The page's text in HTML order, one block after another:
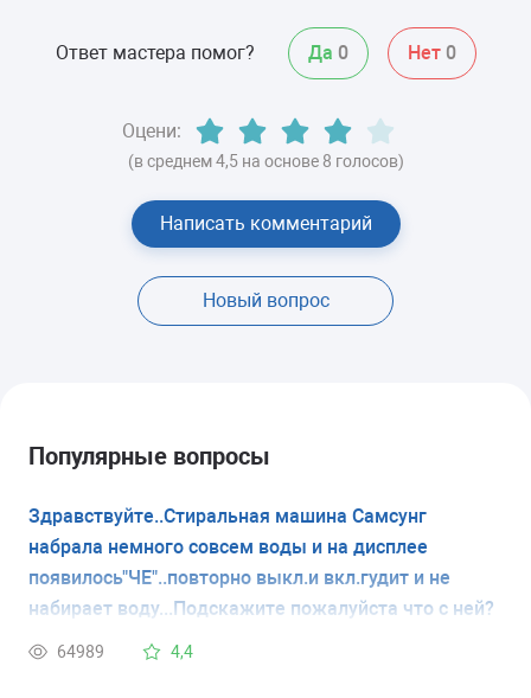
Ответ мастера помог? Да 0 Нет 0
Оцени:
(в среднем 4,5 на основе 8 голосов)
Написать комментарий
Новый вопрос
Популярные вопросы
Здравствуйте..Стиральная машина Самсунг
набрала немного совсем воды и на дисплее
появилось"ЧЕ"..повторно выкл.и вкл.гудит и не
набирает воду...Подскажите пожалуйста что с ней?
64989 4,4